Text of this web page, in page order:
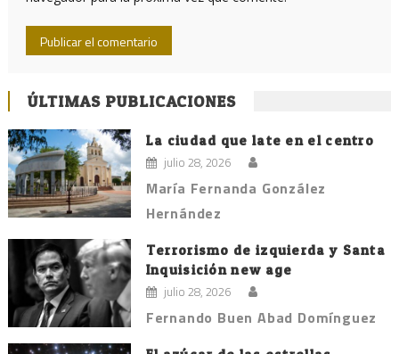
ÚLTIMAS PUBLICACIONES
La ciudad que late en el centro
julio 28, 2026
María Fernanda González
Hernández
Terrorismo de izquierda y Santa
Inquisición new age
julio 28, 2026
Fernando Buen Abad Domínguez